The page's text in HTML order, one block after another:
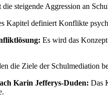
steigende Aggression an
Kapitel definiert Konflikte
Es wird das
die Ziele der Schulmediation
Karin Jefferys-Duden: Das